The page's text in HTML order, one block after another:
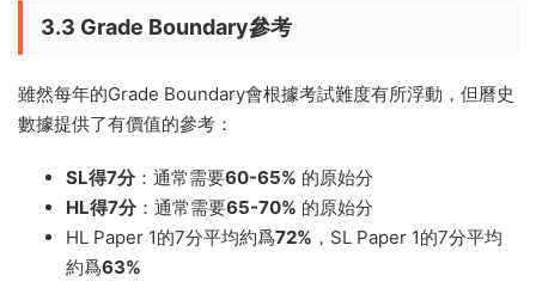
3.3 Grade Boundary參考
雖然每年的Grade Boundary會根據考試難度有所浮動，但曆史
數據提供了有價值的參考：
SL得7分：通常需要60-65% 的原始分
HL得7分：通常需要65-70% 的原始分
HL Paper 1的7分平均約爲72% ，SL Paper 1的7分平均
約爲63%